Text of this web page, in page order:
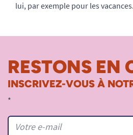
lui, par exemple pour les vacances.
RESTONS EN
INSCRIVEZ-VOUS À
*